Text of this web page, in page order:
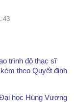
trình độ thạc sĩ
theo Quyết định
học Hùng Vương